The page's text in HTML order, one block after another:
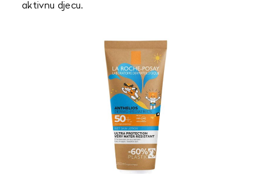
aktivnu djecu.